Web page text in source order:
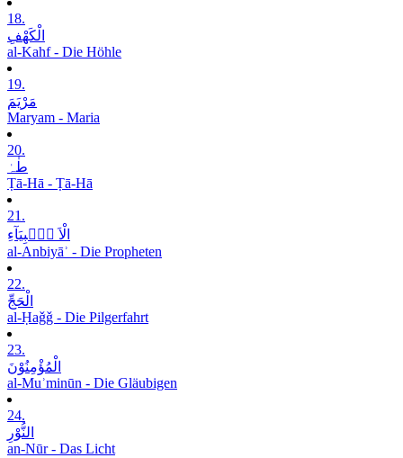
18.
الْکَھْفِ
al-Kahf - Die Höhle
19.
مَرْیَمَ
Maryam - Maria
20.
طٰہٰ
Ṭā-Hā - Ṭā-Hā
21.
الْاَ نۡۢبِیَآءِ
al-Anbiyāʾ - Die Propheten
22.
الْحَجِّ
al-Ḥaǧǧ - Die Pilgerfahrt
23.
الْمُؤْمِنُوْنَ
al-Muʾminūn - Die Gläubigen
24.
النُّوْرِ
an-Nūr - Das Licht